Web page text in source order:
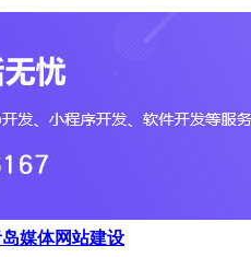
媒体网站建设